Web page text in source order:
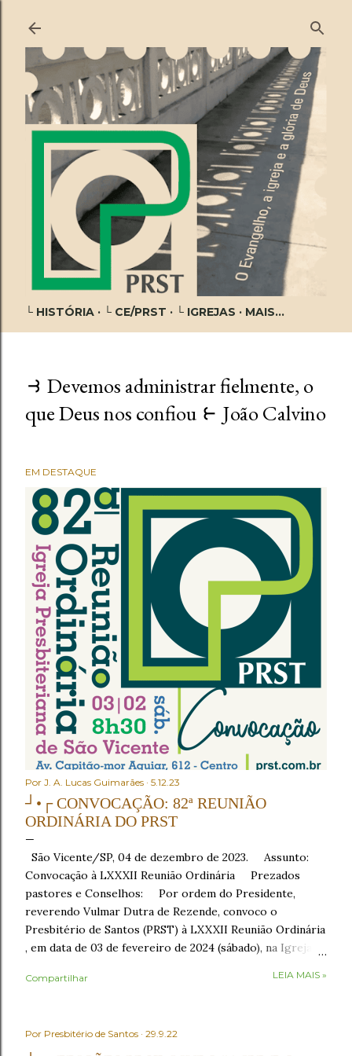
└ HISTÓRIA └ CE/PRST └ IGREJAS MAIS…
⥽ Devemos administrar fielmente, o
que Deus nos confiou ⥼ João Calvino
EM DESTAQUE
Por J. A. Lucas Guimarães 5.12.23
┘•┌ CONVOCAÇÃO: 82ª REUNIÃO
ORDINÁRIA DO PRST
São Vicente/SP, 04 de dezembro de 2023. Assunto:
Convocação à LXXXII Reunião Ordinária Prezados
pastores e Conselhos: Por ordem do Presidente,
reverendo Vulmar Dutra de Rezende, convoco o
Presbitério de Santos (PRST) à LXXXII Reunião Ordinária
, em data de 03 de fevereiro de 2024 (sábado), na Igreja
Aguiar, nº 612, Centro, São Vicente/SP, como segue: •
Ato de Verificação de Poderes , os Presbíteros
Compartilhar LEIA MAIS »
Por Presbitério de Santos 29.9.22